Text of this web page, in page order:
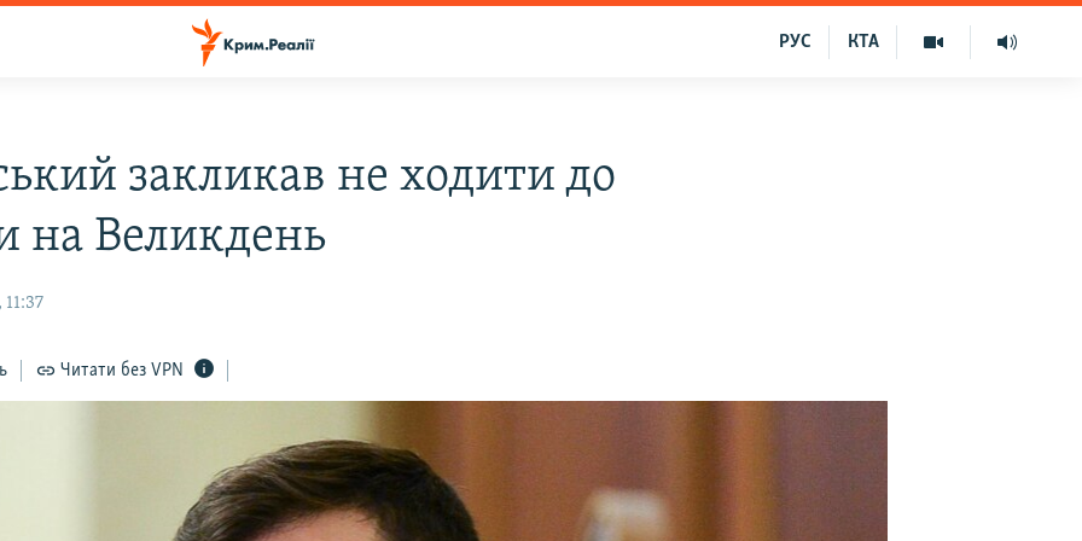
КТА
РУС
закликав не ходити до
на Великдень
Читати без VPN